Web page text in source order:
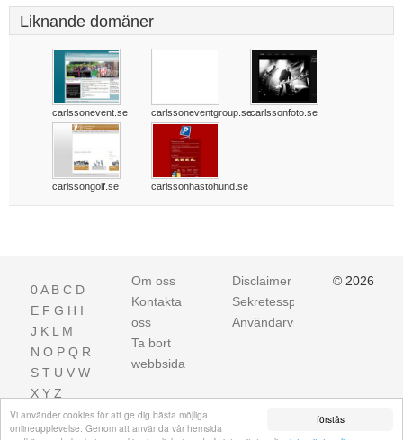
förstås
Vi använder cookies för att ge dig bästa möjliga
onlineupplevelse. Genom att använda vår hemsida
Liknande domäner
carlssonevent.se carlssoneventgroup.secarlssonfoto.se
carlssongolf.se carlssonhastohund.se
0A B C D
E F G H I
J K L M
N O P Q R
S T U V W
X Y Z
Om oss
Kontakta
oss
Ta bort
webbsida
Disclaimer
Sekretesspolicy
Användarvillkor
© 2026